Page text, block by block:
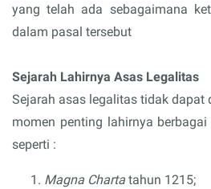
yang telah ada sebagaimana
dalam pasal tersebut
Sejarah Lahirnya Asas Legalitas
Sejarah asas legalitas tidak dapat
momen penting lahirnya
seperti :
Magna Charta tahun 1215;